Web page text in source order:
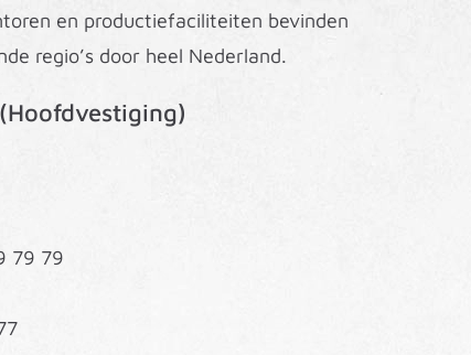
en productiefaciliteiten bevinden
regio’s door heel Nederland.
79 79